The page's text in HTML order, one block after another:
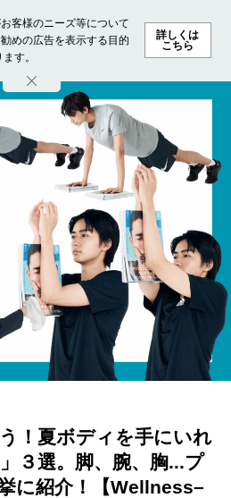
客様のニーズ等について
めの広告を表示する目的
す。
詳しくは
こちら
ンキング ファッション ビューテ
！夏ボディを手にいれ
３選。脚、腕、胸...プ
に紹介！【Wellness–